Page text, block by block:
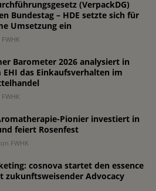
(VerpackDG)
Bundestag – HDE setzte sich für
Umsetzung ein
Barometer 2026 analysiert in
das Einkaufsverhalten im
Pionier investiert in
feiert Rosenfest
FWHK
cosnova startet den essence
zukunftsweisender Advocacy